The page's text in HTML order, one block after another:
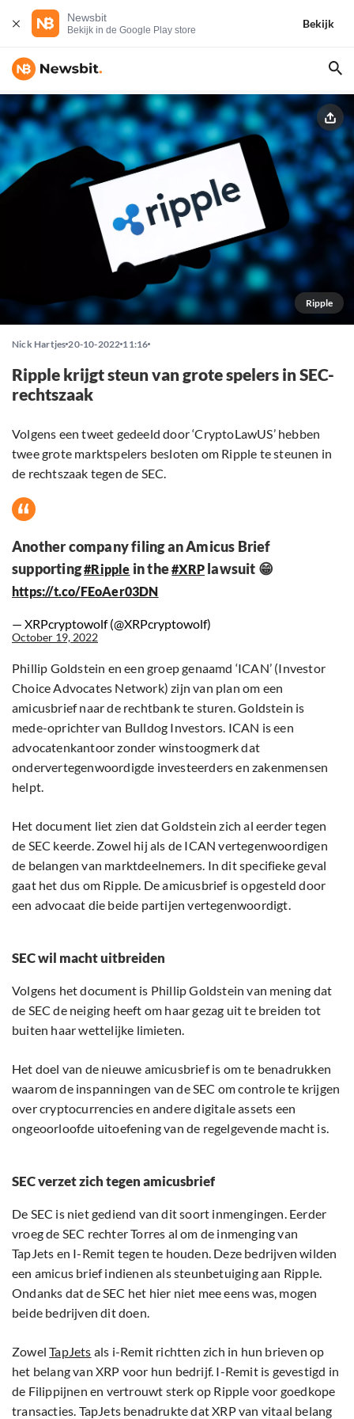
Newsbit
Bekijk in de Google Play store
Bekijk
Ripple
Nick Hartjes 20-10-2022 11:16
Ripple krijgt steun van grote spelers in SEC-
rechtszaak
Volgens een tweet gedeeld door ‘CryptoLawUS’ hebben
twee grote marktspelers besloten om Ripple te steunen in
de rechtszaak tegen de SEC.
Another company filing an Amicus Brief
supporting#Ripple in the#XRP lawsuit 😁
https://t.co/FEoAer03DN
— XRPcryptowolf (@XRPcryptowolf)
October 19, 2022
Phillip Goldstein en een groep genaamd ‘ICAN’ (Investor
Choice Advocates Network) zijn van plan om een
amicusbrief naar de rechtbank te sturen. Goldstein is
mede-oprichter van Bulldog Investors. ICAN is een
advocatenkantoor zonder winstoogmerk dat
ondervertegenwoordigde investeerders en zakenmensen
helpt.
Het document liet zien dat Goldstein zich al eerder tegen
de SEC keerde. Zowel hij als de ICAN vertegenwoordigen
de belangen van marktdeelnemers. In dit specifieke geval
gaat het dus om Ripple. De amicusbrief is opgesteld door
een advocaat die beide partijen vertegenwoordigt.
SEC wil macht uitbreiden
Volgens het document is Phillip Goldstein van mening dat
de SEC de neiging heeft om haar gezag uit te breiden tot
buiten haar wettelijke limieten.
Het doel van de nieuwe amicusbrief is om te benadrukken
waarom de inspanningen van de SEC om controle te krijgen
over cryptocurrencies en andere digitale assets een
ongeoorloofde uitoefening van de regelgevende macht is.
SEC verzet zich tegen amicusbrief
De SEC is niet gediend van dit soort inmengingen. Eerder
vroeg de SEC rechter Torres al om de inmenging van
TapJets en I-Remit tegen te houden. Deze bedrijven wilden
een amicus brief indienen als steunbetuiging aan Ripple.
Ondanks dat de SEC het hier niet mee eens was, mogen
beide bedrijven dit doen.
ZowelTapJets als i-Remit richtten zich in hun brieven op
het belang van XRP voor hun bedrijf. I-Remit is gevestigd in
de Filippijnen en vertrouwt sterk op Ripple voor goedkope
transacties. TapJets benadrukte dat XRP van vitaal belang